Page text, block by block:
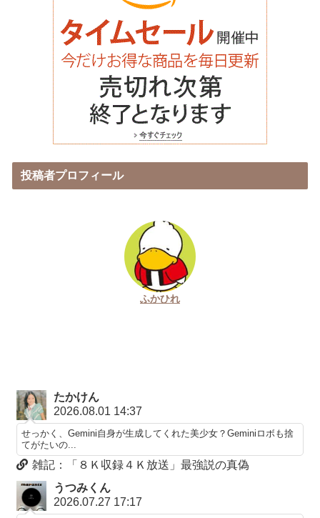
投稿者プロフィール
ふかひれ
たかけん
2026.08.01 14:37
せっかく、Gemini自身が生成してくれた美少女？Geminiロボも捨
てがたいの...
雑記：「８Ｋ収録４Ｋ放送」最強説の真偽
うつみくん
2026.07.27 17:17